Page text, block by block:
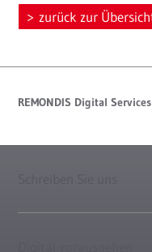
zurück zur
REMONDIS Digital